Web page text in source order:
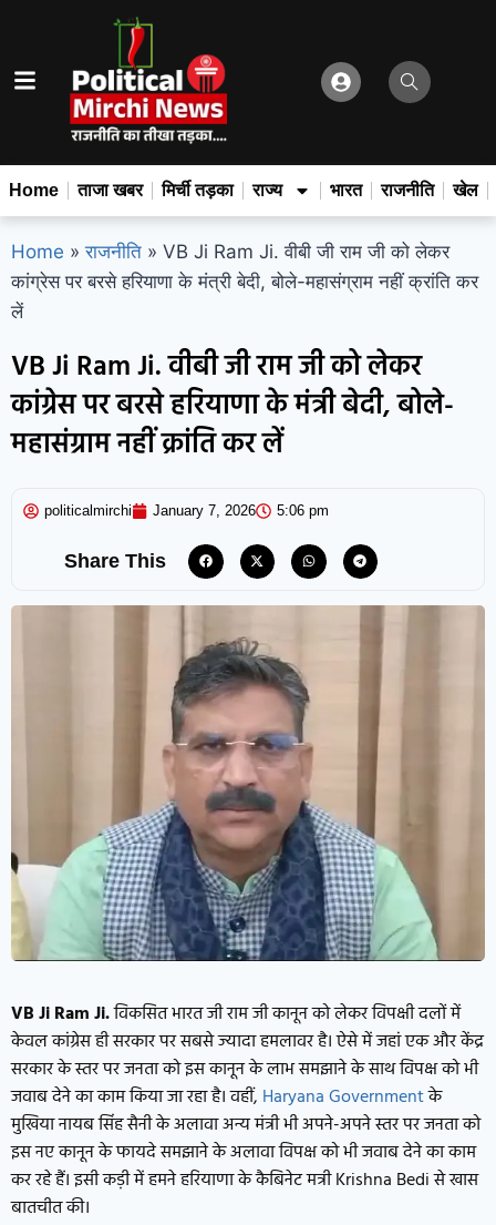
Home ताजा खबर मिर्ची तड़का राज्य भारत राजनीति खेल
Home » राजनीति » VB Ji Ram Ji. वीबी जी राम जी को लेकर
कांग्रेस पर बरसे हरियाणा के मंत्री बेदी, बोले-महासंग्राम नहीं क्रांति कर
लें
VB Ji Ram Ji. वीबी जी राम जी को लेकर
कांग्रेस पर बरसे हरियाणा के मंत्री बेदी, बोले-
महासंग्राम नहीं क्रांति कर लें
politicalmirchi January 7, 2026 5:06 pm
Share This
VB Ji Ram Ji.विकसित भारत जी राम जी कानून को लेकर विपक्षी दलों में
केवल कांग्रेस ही सरकार पर सबसे ज्यादा हमलावर है। ऐसे में जहां एक और केंद्र
सरकार के स्तर पर जनता को इस कानून के लाभ समझाने के साथ विपक्ष को भी
जवाब देने का काम किया जा रहा है। वहीं, Haryana Governmentके
मुखिया नायब सिंह सैनी के अलावा अन्य मंत्री भी अपने-अपने स्तर पर जनता को
इस नए कानून के फायदे समझाने के अलावा विपक्ष को भी जवाब देने का काम
कर रहे हैं। इसी कड़ी में हमने हरियाणा के कैबिनेट मत्री Krishna Bedi से खास
बातचीत की।